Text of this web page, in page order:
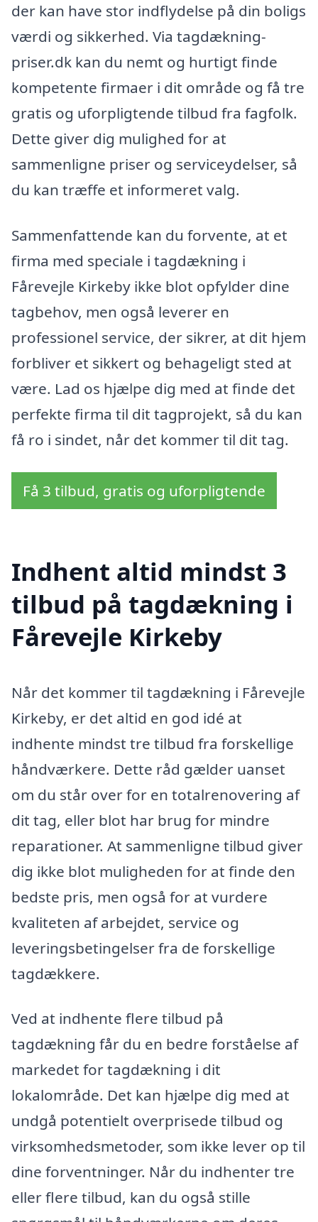
der kan have stor indflydelse på din boligs
værdi og sikkerhed. Via tagdækning-
priser.dk kan du nemt og hurtigt finde
kompetente firmaer i dit område og få tre
gratis og uforpligtende tilbud fra fagfolk.
Dette giver dig mulighed for at
sammenligne priser og serviceydelser, så
du kan træffe et informeret valg.
Sammenfattende kan du forvente, at et
firma med speciale i tagdækning i
Fårevejle Kirkeby ikke blot opfylder dine
tagbehov, men også leverer en
professionel service, der sikrer, at dit hjem
forbliver et sikkert og behageligt sted at
være. Lad os hjælpe dig med at finde det
perfekte firma til dit tagprojekt, så du kan
få ro i sindet, når det kommer til dit tag.
Få 3 tilbud, gratis og uforpligtende
Indhent altid mindst 3
tilbud på tagdækning i
Fårevejle Kirkeby
Når det kommer til tagdækning i Fårevejle
Kirkeby, er det altid en god idé at
indhente mindst tre tilbud fra forskellige
håndværkere. Dette råd gælder uanset
om du står over for en totalrenovering af
dit tag, eller blot har brug for mindre
reparationer. At sammenligne tilbud giver
dig ikke blot muligheden for at finde den
bedste pris, men også for at vurdere
kvaliteten af arbejdet, service og
leveringsbetingelser fra de forskellige
tagdækkere.
Ved at indhente flere tilbud på
tagdækning får du en bedre forståelse af
markedet for tagdækning i dit
lokalområde. Det kan hjælpe dig med at
undgå potentielt overprisede tilbud og
virksomhedsmetoder, som ikke lever op til
dine forventninger. Når du indhenter tre
eller flere tilbud, kan du også stille